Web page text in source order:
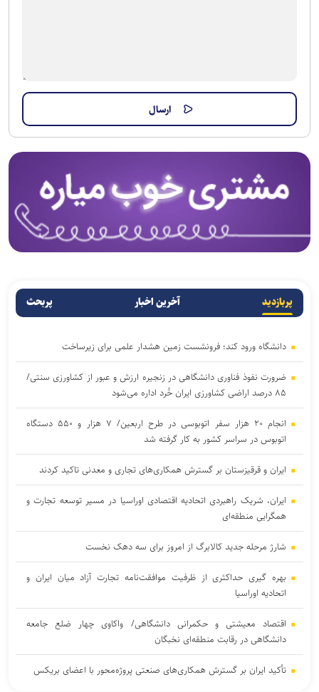
پربازدید آخرین اخبار پربحث
دانشگاه ورود کند؛ فرونشست زمین هشدار علمی برای زیرساخت
ضرورت نفوذ فناوری دانشگاهی در زنجیره ارزش و عبور از کشاورزی سنتی/
۸۵ درصد اراضی کشاورزی ایران خُرد اداره می‌شود
انجام ۲۰ هزار سفر اتوبوسی در طرح اربعین/ ۷ هزار و ۵۵۰ دستگاه
اتوبوس در سراسر کشور به کار گرفته شد
ایران و قرقیزستان بر گسترش همکاری‌های تجاری و معدنی تاکید کردند
ایران، شریک راهبردی اتحادیه اقتصادی اوراسیا در مسیر توسعه تجارت و
همگرایی منطقه‌ای
شارژ مرحله جدید کالابرگ از امروز برای سه دهک نخست
بهره گیری حداکثری از ظرفیت موافقت‌نامه تجارت آزاد میان ایران و
اتحادیه اوراسیا
اقتصاد معیشتی و حکمرانی دانشگاهی/ واکاوی چهار ضلع جامعه
دانشگاهی در رقابت منطقه‌ای نخبگان
تأکید ایران بر گسترش همکاری‌های صنعتی پروژه‌محور با اعضای بریکس